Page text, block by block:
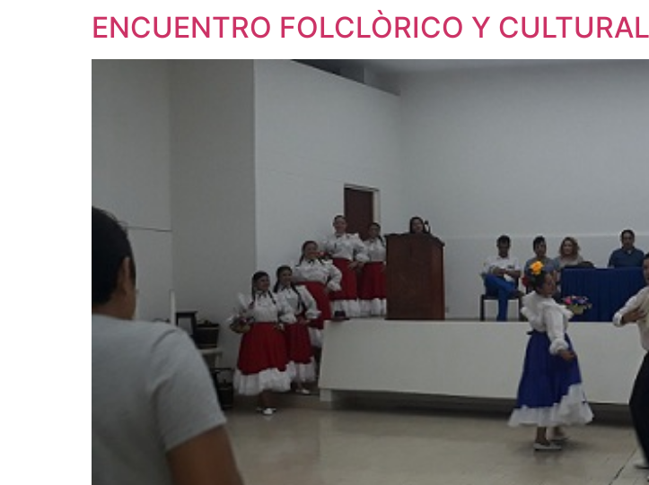
ENCUENTRO FOLCLÒRICO Y